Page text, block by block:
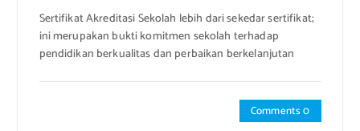
Sertifikat Akreditasi Sekolah lebih dari sekedar sertifikat;
ini merupakan bukti komitmen sekolah terhadap
pendidikan berkualitas dan perbaikan berkelanjutan
Comments 0